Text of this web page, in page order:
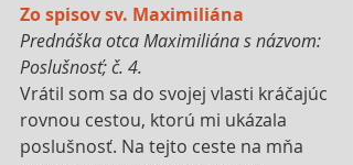
Zo spisov sv. Maximiliána
Prednáška otca Maximiliána s názvom:
Poslušnosť; č. 4.
Vrátil som sa do svojej vlasti kráčajúc
rovnou cestou, ktorú mi ukázala
poslušnosť. Na tejto ceste na mňa